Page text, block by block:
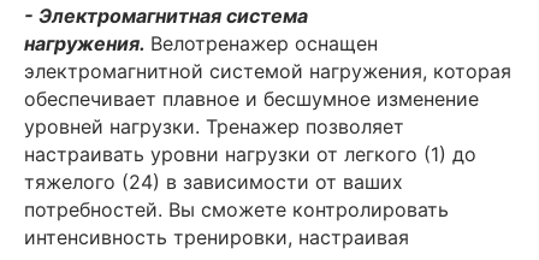
- Электромагнитная система
нагружения. Велотренажер оснащен
электромагнитной системой нагружения, которая
обеспечивает плавное и бесшумное изменение
уровней нагрузки. Тренажер позволяет
настраивать уровни нагрузки от легкого (1) до
тяжелого (24) в зависимости от ваших
потребностей. Вы сможете контролировать
интенсивность тренировки, настраивая